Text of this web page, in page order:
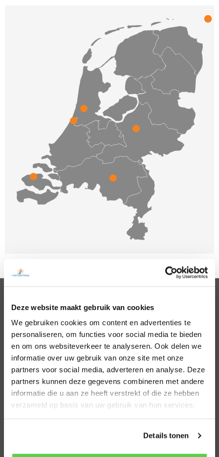
Deze website maakt gebruik van cookies
We gebruiken cookies om content en advertenties te
personaliseren, om functies voor social media te bieden
en om ons websiteverkeer te analyseren. Ook delen we
informatie over uw gebruik van onze site met onze
partners voor social media, adverteren en analyse. Deze
partners kunnen deze gegevens combineren met andere
informatie die u aan ze heeft verstrekt of die ze hebben
verzameld op basis van uw gebruik van hun services.
Details tonen
PSYCHOLOGEN
Noord Holland
Zuid Holland
Noord Brabant
Gelderland
Utrecht
Overijssel
Zeeland
Amsterdam
Almere
Hillegom
Den Bosch
Eindhoven
Den Haag
Leiden
Middelburg
Nijmegen
Roosendaal
Rotterdam